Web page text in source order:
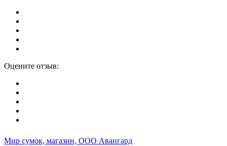
Оцените отзыв:
Мир сумок, магазин, ООО Авангард